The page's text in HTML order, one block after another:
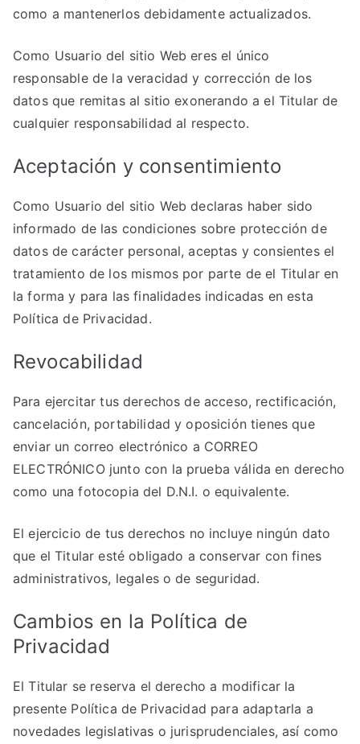
como a mantenerlos debidamente actualizados.
Como Usuario del sitio Web eres el único
responsable de la veracidad y corrección de los
datos que remitas al sitio exonerando a el Titular de
cualquier responsabilidad al respecto.
Aceptación y consentimiento
Como Usuario del sitio Web declaras haber sido
informado de las condiciones sobre protección de
datos de carácter personal, aceptas y consientes el
tratamiento de los mismos por parte de el Titular en
la forma y para las finalidades indicadas en esta
Política de Privacidad.
Revocabilidad
Para ejercitar tus derechos de acceso, rectificación,
cancelación, portabilidad y oposición tienes que
enviar un correo electrónico a CORREO
ELECTRÓNICO junto con la prueba válida en derecho
como una fotocopia del D.N.I. o equivalente.
El ejercicio de tus derechos no incluye ningún dato
que el Titular esté obligado a conservar con fines
administrativos, legales o de seguridad.
Cambios en la Política de
Privacidad
El Titular se reserva el derecho a modificar la
presente Política de Privacidad para adaptarla a
novedades legislativas o jurisprudenciales, así como